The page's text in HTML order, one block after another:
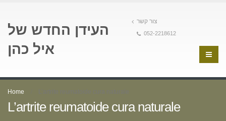
העידן החדש של
איל כהן
צור קשר
052-2218612
Home L’artrite reumatoide cura naturale
L’artrite reumatoide cura naturale